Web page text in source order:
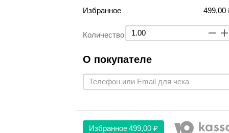
Избранное 499,00
Количество
О покупателе
Избранное 499,00 ₽